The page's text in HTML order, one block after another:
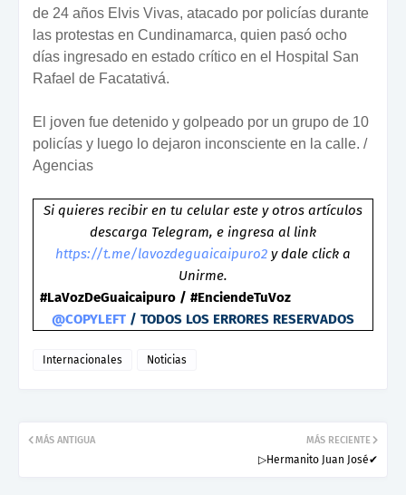
de 24 años Elvis Vivas, atacado por policías durante
las protestas en Cundinamarca, quien pasó ocho
días ingresado en estado crítico en el Hospital San
Rafael de Facatativá.
El joven fue detenido y golpeado por un grupo de 10
policías y luego lo dejaron inconsciente en la calle. /
Agencias
Si quieres recibir en tu celular este y otros artículos
descarga Telegram, e ingresa al link
https://t.me/lavozdeguaicaipuro2 y dale click a
Unirme.
#LaVozDeGuaicaipuro / #EnciendeTuVoz
@COPYLEFT / TODOS LOS ERRORES RESERVADOS
Internacionales Noticias
MÁS RECIENTE
▷Hermanito Juan José✔
MÁS ANTIGUA